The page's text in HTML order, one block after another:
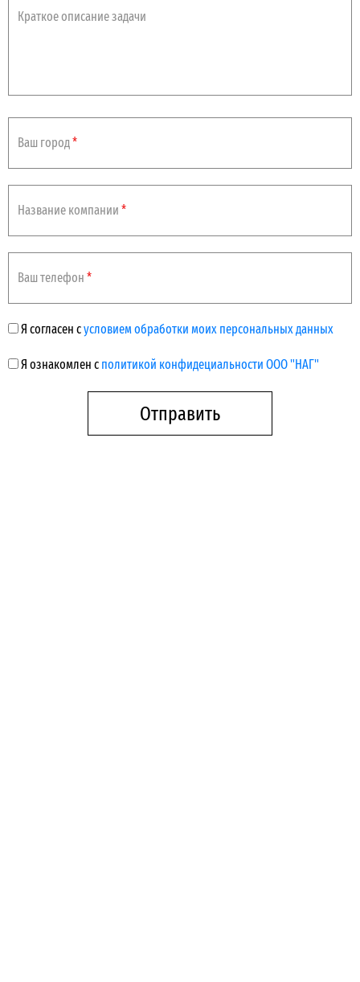
Краткое описание задачи
Ваш город*
Название компании *
Ваш телефон *
Я согласен сусловием обработки моих персональных данных
Я ознакомлен с политикой конфидециальности ООО "НАГ"
Отправить